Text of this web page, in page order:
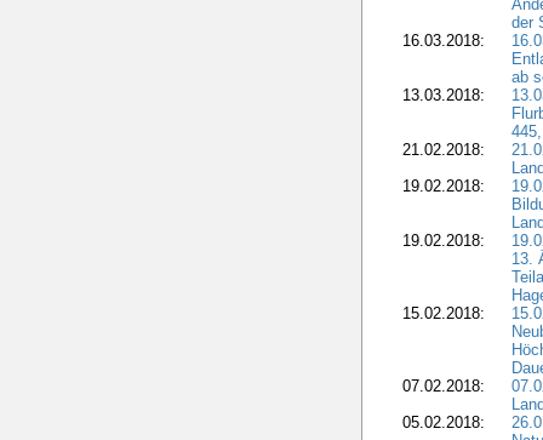
der
16.03.2018:
ab
13.03.2018:
21.02.2018:
19.02.2018:
19.02.2018:
13.
15.02.2018:
07.02.2018:
05.02.2018: